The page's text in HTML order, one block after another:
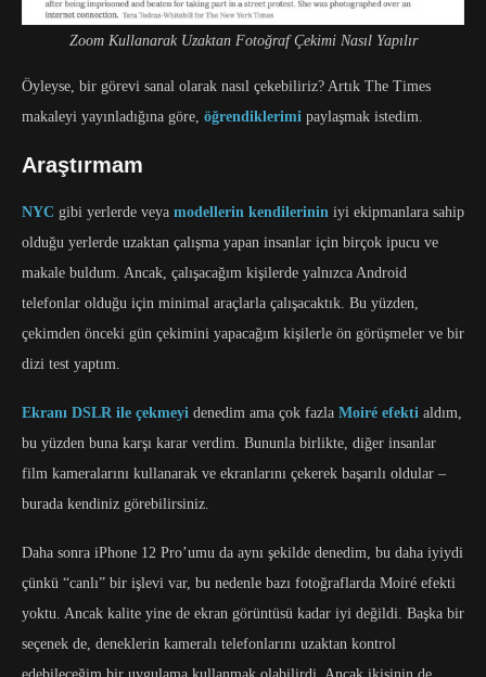
Zoom Kullanarak Uzaktan Fotoğraf Çekimi Nasıl Yapılır
Öyleyse, bir görevi sanal olarak nasıl çekebiliriz? Artık The Times
makaleyi yayınladığına göre, öğrendiklerimi paylaşmak istedim.
Araştırmam
NYC gibi yerlerde veya modellerin kendilerinin iyi ekipmanlara sahip
olduğu yerlerde uzaktan çalışma yapan insanlar için birçok ipucu ve
makale buldum. Ancak, çalışacağım kişilerde yalnızca Android
telefonlar olduğu için minimal araçlarla çalışacaktık. Bu yüzden,
çekimden önceki gün çekimini yapacağım kişilerle ön görüşmeler ve bir
dizi test yaptım.
Ekranı DSLR ile çekmeyi denedim ama çok fazla Moiré efekti aldım,
bu yüzden buna karşı karar verdim. Bununla birlikte, diğer insanlar
film kameralarını kullanarak ve ekranlarını çekerek başarılı oldular –
burada kendiniz görebilirsiniz.
Daha sonra iPhone 12 Pro’umu da aynı şekilde denedim, bu daha iyiydi
çünkü “canlı” bir işlevi var, bu nedenle bazı fotoğraflarda Moiré efekti
yoktu. Ancak kalite yine de ekran görüntüsü kadar iyi değildi. Başka bir
seçenek de, deneklerin kameralı telefonlarını uzaktan kontrol
edebileceğim bir uygulama kullanmak olabilirdi. Ancak ikisinin de